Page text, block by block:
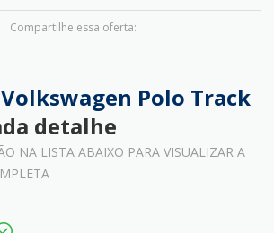
Compartilhe essa oferta:
Volkswagen Polo Track
detalhe
NA LISTA ABAIXO PARA VISUALIZAR A